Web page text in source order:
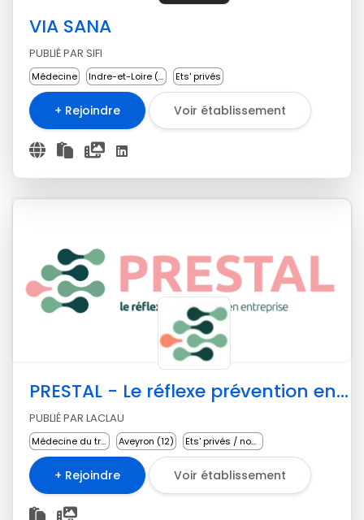
VIA SANA
PUBLIÉ PAR SIFI
Médecine Indre-et-Loire (37) Ets' privés
+ Rejoindre Voir établissement
PRESTAL - Le réflexe prévention en entreprise
PUBLIÉ PAR LACLAU
Médecine du travail Aveyron (12) Ets' privés / non lucratifs
+ Rejoindre Voir établissement